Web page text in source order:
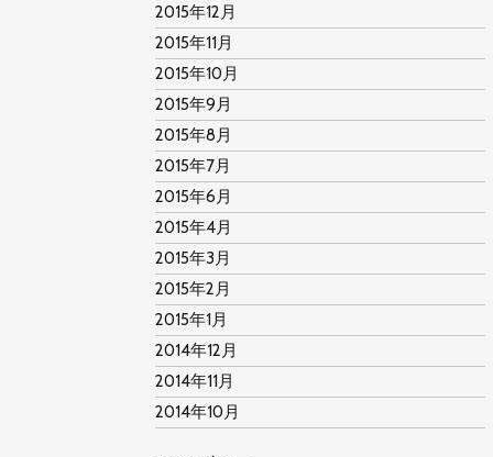
2015年12月
2015年11月
2015年10月
2015年9月
2015年8月
2015年7月
2015年6月
2015年4月
2015年3月
2015年2月
2015年1月
2014年12月
2014年11月
2014年10月